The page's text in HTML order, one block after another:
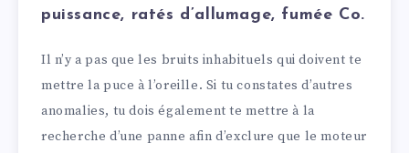
puissance, ratés d’allumage, fumée Co.
Il n’y a pas que les bruits inhabituels qui doivent te
mettre la puce à l’oreille. Si tu constates d’autres
anomalies, tu dois également te mettre à la
recherche d’une panne afin d’exclure que le moteur